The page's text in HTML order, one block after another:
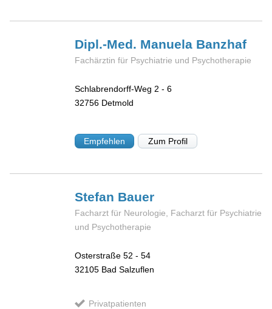
Dipl.-Med. Manuela Banzhaf
Fachärztin für Psychiatrie und Psychotherapie
Schlabrendorff-Weg 2 - 6
32756 Detmold
Empfehlen Zum Profil
Stefan Bauer
Facharzt für Neurologie, Facharzt für Psychiatrie
und Psychotherapie
Osterstraße 52 - 54
32105 Bad Salzuflen
Privatpatienten